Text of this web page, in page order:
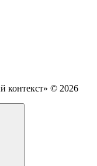
контекст» © 2026